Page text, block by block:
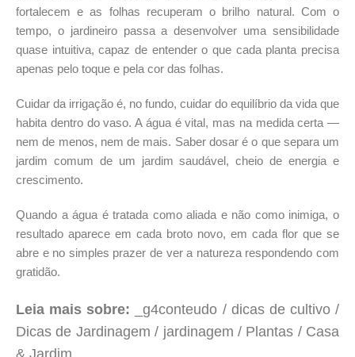
fortalecem e as folhas recuperam o brilho natural. Com o
tempo, o jardineiro passa a desenvolver uma sensibilidade
quase intuitiva, capaz de entender o que cada planta precisa
apenas pelo toque e pela cor das folhas.
Cuidar da irrigação é, no fundo, cuidar do equilíbrio da vida que
habita dentro do vaso. A água é vital, mas na medida certa —
nem de menos, nem de mais. Saber dosar é o que separa um
jardim comum de um jardim saudável, cheio de energia e
crescimento.
Quando a água é tratada como aliada e não como inimiga, o
resultado aparece em cada broto novo, em cada flor que se
abre e no simples prazer de ver a natureza respondendo com
gratidão.
Leia mais sobre: _g4conteudo / dicas de cultivo /
Dicas de Jardinagem / jardinagem / Plantas / Casa
& Jardim